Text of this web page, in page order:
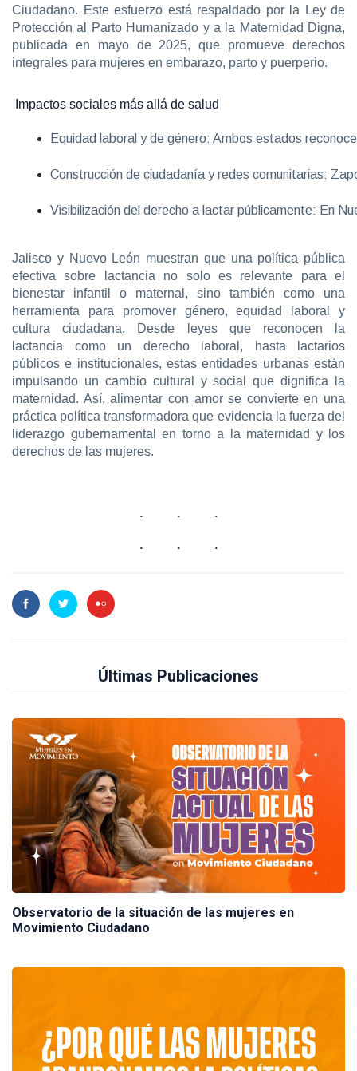
Ciudadano. Este esfuerzo está respaldado por la Ley de
Protección al Parto Humanizado y a la Maternidad Digna,
publicada en mayo de 2025, que promueve derechos
integrales para mujeres en embarazo, parto y puerperio.
Impactos sociales más allá de salud
Equidad laboral y de género: Ambos estados
Construcción de ciudadanía y redes comunitarias:
Visibilización del derecho a lactar públicamente: En
Jalisco y Nuevo León muestran que una política pública
efectiva sobre lactancia no solo es relevante para el
bienestar infantil o maternal, sino también como una
herramienta para promover género, equidad laboral y
cultura ciudadana. Desde leyes que reconocen la
lactancia como un derecho laboral, hasta lactarios
públicos e institucionales, estas entidades urbanas están
impulsando un cambio cultural y social que dignifica la
maternidad. Así, alimentar con amor se convierte en una
práctica política transformadora que evidencia la fuerza del
liderazgo gubernamental en torno a la maternidad y los
derechos de las mujeres.
Últimas Publicaciones
Observatorio de la situación de las mujeres en
Movimiento Ciudadano